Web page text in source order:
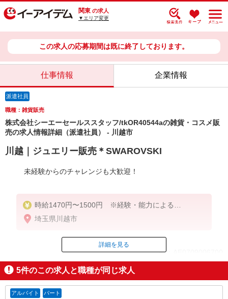
関東 の求人
▼エリア変更
この求人の応募期間は既に終了しております。
仕事情報 企業情報
派遣社員
職種：雑貨販売
株式会社シーエーセールススタッフ/tkOR40544aの雑貨・コスメ販
売の求人情報詳細（派遣社員） - 川越市
川越｜ジュエリー販売＊SWAROVSKI
未経験からのチャレンジも大歓迎！
時給1470円〜1500円 ※経験・能力による
【月収例】1,500円×8時間×22日＝264,000円＋残業
埼玉県川越市
ID：AE0709006700
掲載期間終了
詳細を見る
5件のこの求人と職種が同じ求人
アルバイト パート